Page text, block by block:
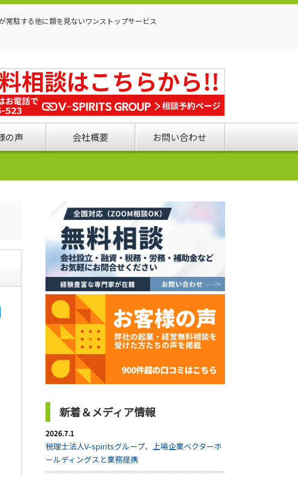
常駐する他に類を見ないワンストップサービス
の声 会社概要 お問い合わせ
新着＆メディア情報
2026.7.1
税理士法人V-spiritsグループ、上場企業ベクターホ
ールディングスと業務提携